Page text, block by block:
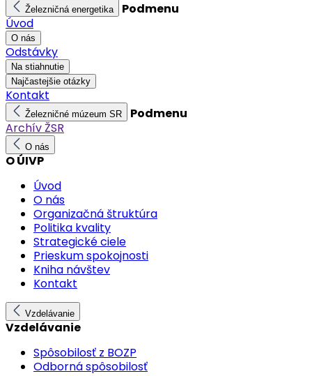
Železničná energetika
Podmenu
Úvod
O nás
Odstávky
Na stiahnutie
Najčastejšie otázky
Kontakt
Železničné múzeum SR
Podmenu
Archív ŽSR
O nás
O ÚIVP
Úvod
O nás
Organizačná štruktúra
Politika kvality
Strategické ciele
Prieskum spokojnosti
Kniha návštev
Kontakt
Vzdelávanie
Vzdelávanie
Spôsobilosť z BOZP
Odborná spôsobilosť